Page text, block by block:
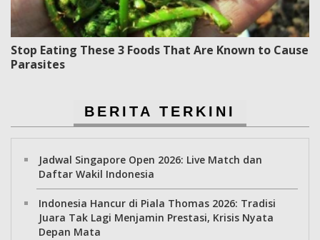
Stop Eating These 3 Foods That Are Known to Cause
Parasites
BERITA TERKINI
Jadwal Singapore Open 2026: Live Match dan
Daftar Wakil Indonesia
Indonesia Hancur di Piala Thomas 2026: Tradisi
Juara Tak Lagi Menjamin Prestasi, Krisis Nyata
Depan Mata